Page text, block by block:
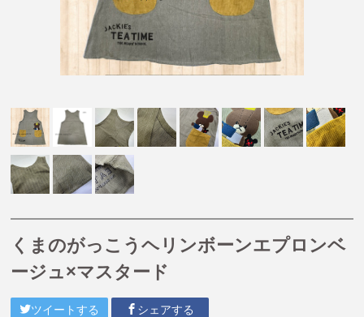
すてきな先生エプロン
【掘り出し物商品】
【Caféスタイル】
【小物】
【チュニティー・ポロシャツ・Tシャツ・長袖Tシャ
ツ・ジャージ】
っこう)】
《プチプライスエプロン》1,980円〜2,200円
くまのがっこう
ルルロロ
くまのがっこうヘリンボーンエプロンベ
ージュ×マスタード
ツイートする シェアする